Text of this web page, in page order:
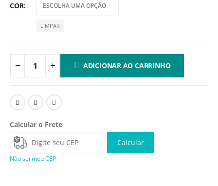
COR
LIMPAR
ADICIONAR AO CARRINHO
Calcular o Frete
Calcular
Não sei meu CEP